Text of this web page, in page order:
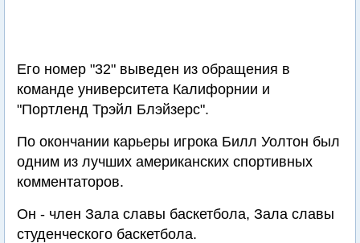
Его номер "32" выведен из обращения в
команде университета Калифорнии и
"Портленд Трэйл Блэйзерс".
По окончании карьеры игрока Билл Уолтон был
одним из лучших американских спортивных
комментаторов.
Он - член Зала славы баскетбола, Зала славы
студенческого баскетбола.